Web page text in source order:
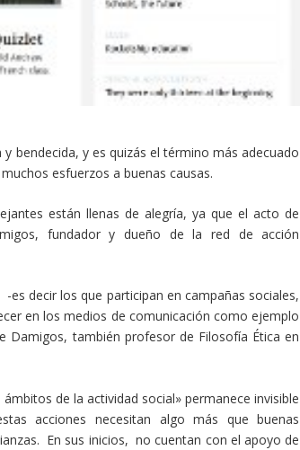
bendecida, y es quizás el término más adecuado
esfuerzos a buenas causas.
están llenas de alegría, ya que el acto de
fundador y dueño de la red de acción
decir los que participan en campañas sociales,
en los medios de comunicación como ejemplo
Damigos, también profesor de Filosofía Ética en
de la actividad social» permanece invisible
acciones necesitan algo más que buenas
En sus inicios, no cuentan con el apoyo de